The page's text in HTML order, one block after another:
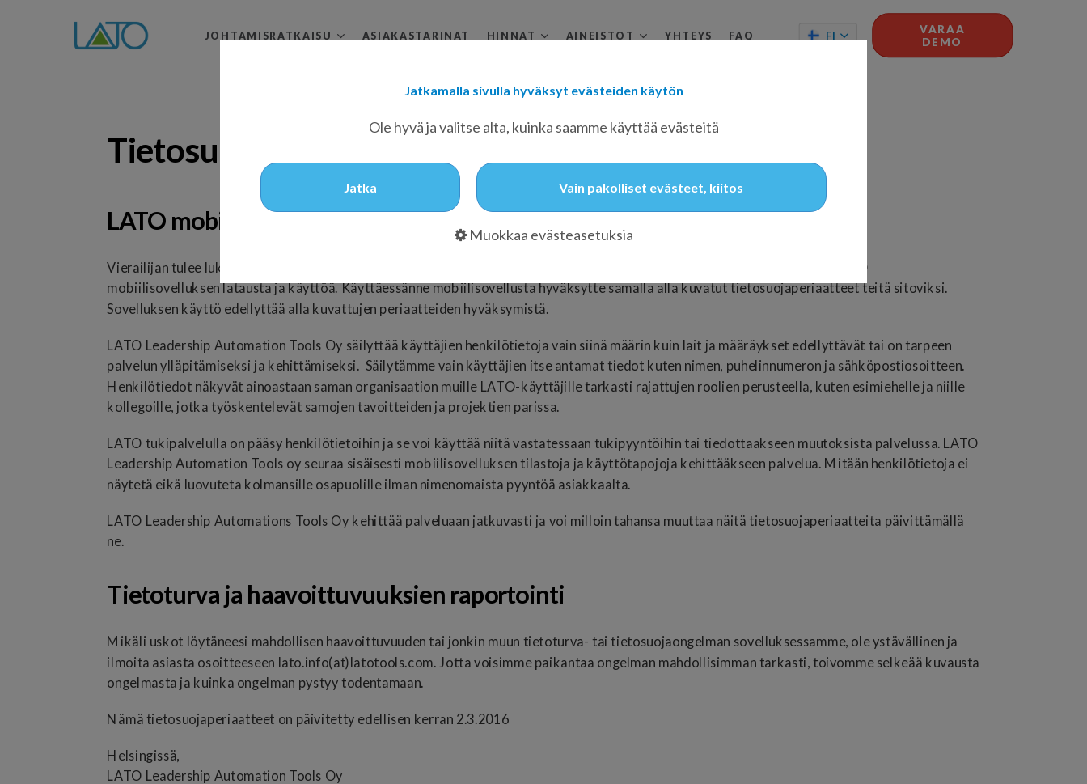
JOHTAMISRATKAISU ASIAKASTARINAT HINNAT AINEISTOT YHTEYS FAQ FI
VARAA
DEMO
Tietosuoja
LATO mobiilisovellus
Vierailijan tulee lukea huolellisesti nämä tietosuojaperiaatteet ennen LATO Leadership Automation Tools Oy:n tarjoaman LATO
mobiilisovelluksen latausta ja käyttöä. Käyttäessänne mobiilisovellusta hyväksytte samalla alla kuvatut tietosuojaperiaatteet teitä sitoviksi.
Sovelluksen käyttö edellyttää alla kuvattujen periaatteiden hyväksymistä.
LATO Leadership Automation Tools Oy säilyttää käyttäjien henkilötietoja vain siinä määrin kuin lait ja määräykset edellyttävät tai on tarpeen
palvelun ylläpitämiseksi ja kehittämiseksi. Säilytämme vain käyttäjien itse antamat tiedot kuten nimen, puhelinnumeron ja sähköpostiosoitteen.
Henkilötiedot näkyvät ainoastaan saman organisaation muille LATO-käyttäjille tarkasti rajattujen roolien perusteella, kuten esimiehelle ja niille
kollegoille, jotka työskentelevät samojen tavoitteiden ja projektien parissa.
LATO tukipalvelulla on pääsy henkilötietoihin ja se voi käyttää niitä vastatessaan tukipyyntöihin tai tiedottaakseen muutoksista palvelussa. LATO
Leadership Automation Tools oy seuraa sisäisesti mobiilisovelluksen tilastoja ja käyttötapojoja kehittääkseen palvelua. Mitään henkilötietoja ei
näytetä eikä luovuteta kolmansille osapuolille ilman nimenomaista pyyntöä asiakkaalta.
LATO Leadership Automations Tools Oy kehittää palveluaan jatkuvasti ja voi milloin tahansa muuttaa näitä tietosuojaperiaatteita päivittämällä
ne.
Tietoturva ja haavoittuvuuksien raportointi
Mikäli uskot löytäneesi mahdollisen haavoittuvuuden tai jonkin muun tietoturva- tai tietosuojaongelman sovelluksessamme, ole ystävällinen ja
ilmoita asiasta osoitteeseen lato.info(at)latotools.com. Jotta voisimme paikantaa ongelman mahdollisimman tarkasti, toivomme selkeää kuvausta
ongelmasta ja kuinka ongelman pystyy todentamaan.
Nämä tietosuojaperiaatteet on päivitetty edellisen kerran 2.3.2016
Helsingissä,
LATO Leadership Automation Tools Oy
Jatkamalla sivulla hyväksyt evästeiden käytön
Ole hyvä ja valitse alta, kuinka saamme käyttää evästeitä
Jatka Vain pakolliset evästeet, kiitos
Muokkaa evästeasetuksia